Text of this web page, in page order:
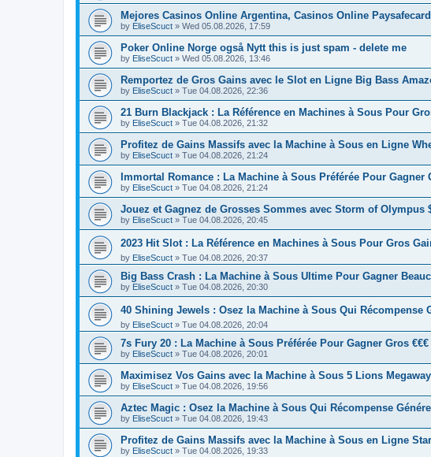
Mejores Casinos Online Argentina, Casinos Online Paysafecard
by EliseScuct » Wed 05.08.2026, 17:59
Poker Online Norge også Nytt this is just spam - delete me
by EliseScuct » Wed 05.08.2026, 13:46
Remportez de Gros Gains avec le Slot en Ligne Big Bass
by EliseScuct » Tue 04.08.2026, 22:36
21 Burn Blackjack : La Référence en Machines à Sous Pour
by EliseScuct » Tue 04.08.2026, 21:32
Profitez de Gains Massifs avec la Machine à Sous en Ligne
by EliseScuct » Tue 04.08.2026, 21:24
Immortal Romance : La Machine à Sous Préférée Pour Gagner
by EliseScuct » Tue 04.08.2026, 21:24
Jouez et Gagnez de Grosses Sommes avec Storm of Olympus
by EliseScuct » Tue 04.08.2026, 20:45
2023 Hit Slot : La Référence en Machines à Sous Pour Gros
by EliseScuct » Tue 04.08.2026, 20:37
Big Bass Crash : La Machine à Sous Ultime Pour Gagner
by EliseScuct » Tue 04.08.2026, 20:30
40 Shining Jewels : Osez la Machine à Sous Qui Récompense
by EliseScuct » Tue 04.08.2026, 20:04
7s Fury 20 : La Machine à Sous Préférée Pour Gagner Gros €€€
by EliseScuct » Tue 04.08.2026, 20:01
Maximisez Vos Gains avec la Machine à Sous 5 Lions
by EliseScuct » Tue 04.08.2026, 19:56
Aztec Magic : Osez la Machine à Sous Qui Récompense
by EliseScuct » Tue 04.08.2026, 19:43
Profitez de Gains Massifs avec la Machine à Sous en Ligne
by EliseScuct » Tue 04.08.2026, 19:33